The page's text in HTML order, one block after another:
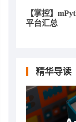
【掌控】
平台汇总
精华导读